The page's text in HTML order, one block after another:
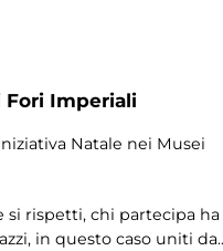
Fori Imperiali
Natale nei Musei
si rispetti, chi partecipa
in questo caso uniti